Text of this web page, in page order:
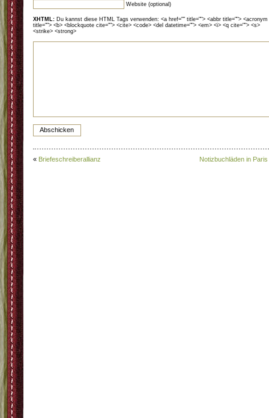
Website (optional)
XHTML: Du kannst diese HTML Tags verwenden: <a href="" title=""> <abbr title=""> <acronym
title=""> <b> <blockquote cite=""> <cite> <code> <del datetime=""> <em> <i> <q cite=""> <s>
<strike> <strong>
« Briefeschreiberallianz Notizbuchläden in Paris